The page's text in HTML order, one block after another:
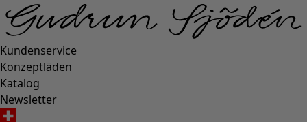
Kundenservice
Konzeptläden
Katalog
Newsletter